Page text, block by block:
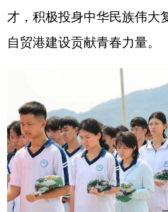
才，积极投身中华民族伟大
自贸港建设贡献青春力量。